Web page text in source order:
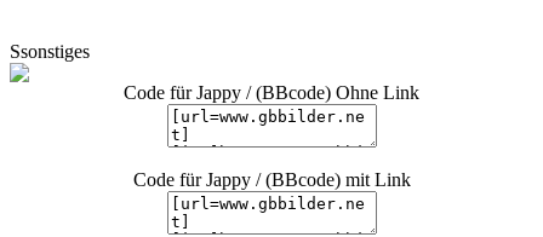
Ssonstiges
Code für Jappy / (BBcode) Ohne Link
Code für Jappy / (BBcode) mit Link